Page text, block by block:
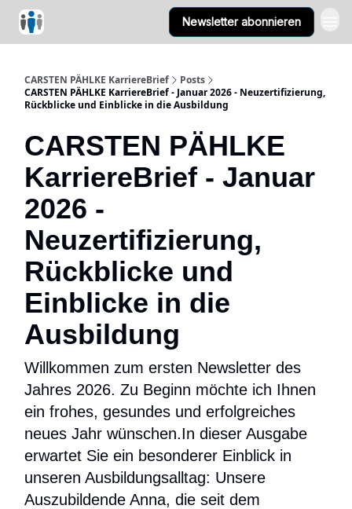
Newsletter abonnieren
CARSTEN PÄHLKE KarriereBrief
Posts
CARSTEN PÄHLKE KarriereBrief - Januar 2026 - Neuzertifizierung,
Rückblicke und Einblicke in die Ausbildung
CARSTEN PÄHLKE
KarriereBrief - Januar
2026 -
Neuzertifizierung,
Rückblicke und
Einblicke in die
Ausbildung
Willkommen zum ersten Newsletter des
Jahres 2026. Zu Beginn möchte ich Ihnen
ein frohes, gesundes und erfolgreiches
neues Jahr wünschen.In dieser Ausgabe
erwartet Sie ein besonderer Einblick in
unseren Ausbildungsalltag: Unsere
Auszubildende Anna, die seit dem